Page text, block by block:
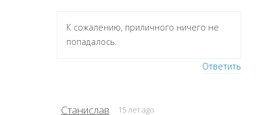
К сожалению, приличного ничего не
попадалось.
Ответить
Станислав 15 лет ago